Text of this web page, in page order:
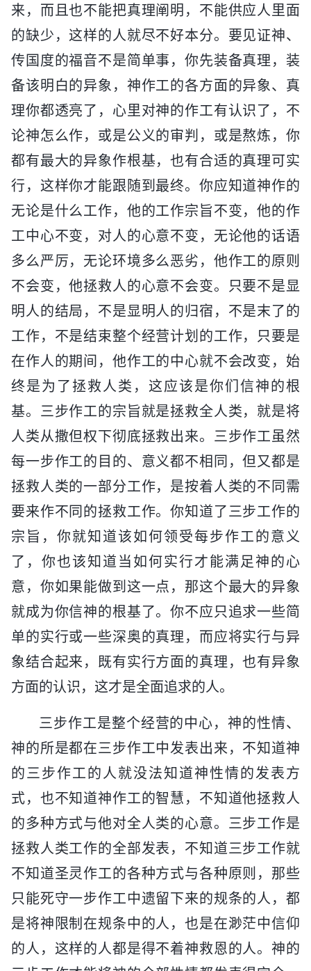
来，而且也不能把真理阐明，不能供应人里面
的缺少，这样的人就尽不好本分。要见证神、
传国度的福音不是简单事，你先装备真理，装
备该明白的异象，神作工的各方面的异象、真
理你都透亮了，心里对神的作工有认识了，不
论神怎么作，或是公义的审判，或是熬炼，你
都有最大的异象作根基，也有合适的真理可实
行，这样你才能跟随到最终。你应知道神作的
无论是什么工作，他的工作宗旨不变，他的作
工中心不变，对人的心意不变，无论他的话语
多么严厉，无论环境多么恶劣，他作工的原则
不会变，他拯救人的心意不会变。只要不是显
明人的结局，不是显明人的归宿，不是末了的
工作，不是结束整个经营计划的工作，只要是
在作人的期间，他作工的中心就不会改变，始
终是为了拯救人类，这应该是你们信神的根
基。三步作工的宗旨就是拯救全人类，就是将
人类从撒但权下彻底拯救出来。三步作工虽然
每一步作工的目的、意义都不相同，但又都是
拯救人类的一部分工作，是按着人类的不同需
要来作不同的拯救工作。你知道了三步工作的
宗旨，你就知道该如何领受每步作工的意义
了，你也该知道当如何实行才能满足神的心
意，你如果能做到这一点，那这个最大的异象
就成为你信神的根基了。你不应只追求一些简
单的实行或一些深奥的真理，而应将实行与异
象结合起来，既有实行方面的真理，也有异象
方面的认识，这才是全面追求的人。
三步作工是整个经营的中心，神的性情、
神的所是都在三步作工中发表出来，不知道神
的三步作工的人就没法知道神性情的发表方
式，也不知道神作工的智慧，不知道他拯救人
的多种方式与他对全人类的心意。三步工作是
拯救人类工作的全部发表，不知道三步工作就
不知道圣灵作工的各种方式与各种原则，那些
只能死守一步作工中遗留下来的规条的人，都
是将神限制在规条中的人，也是在渺茫中信仰
的人，这样的人都是得不着神救恩的人。神的